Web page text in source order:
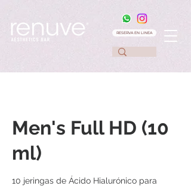
RESERVA EN LINEA
Men's Full HD (10
ml)
10 jeringas de Ácido Hialurónico para